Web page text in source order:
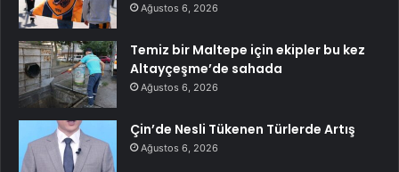
Ağustos 6, 2026
Temiz bir Maltepe için ekipler bu kez
Altayçeşme’de sahada
Ağustos 6, 2026
Çin’de Nesli Tükenen Türlerde Artış
Ağustos 6, 2026